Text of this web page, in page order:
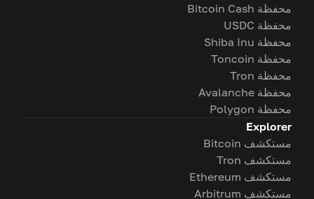
محفظة Bitcoin Cash
محفظة USDC
محفظة Shiba Inu
محفظة Toncoin
محفظة Tron
محفظة Avalanche
محفظة Polygon
Explorer
مستكشف Bitcoin
مستكشف Tron
مستكشف Ethereum
مستكشف Arbitrum